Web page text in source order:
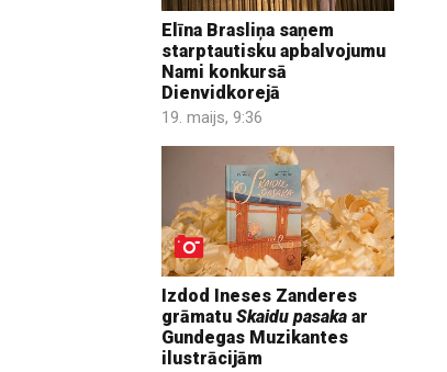
Elīna Brasliņa saņem
starptautisku apbalvojumu
Nami konkursā
Dienvidkorejā
19. maijs, 9:36
Izdod Ineses Zanderes
grāmatu Skaidu pasaka ar
Gundegas Muzikantes
ilustrācijām